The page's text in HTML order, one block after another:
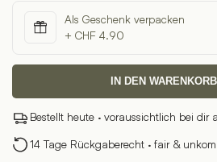
Als Geschenk verpacken
+ CHF 4.90
IN DEN WARENKORB
Bestellt heute · voraussichtlich bei dir
14 Tage Rückgaberecht · fair &